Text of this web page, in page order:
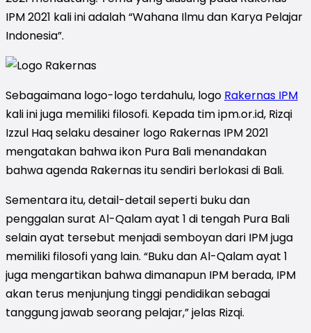
IPM 2021 kali ini adalah “Wahana Ilmu dan Karya Pelajar
Indonesia”.
Sebagaimana logo-logo terdahulu, logo Rakernas IPM
kali ini juga memiliki filosofi. Kepada tim ipm.or.id, Rizqi
Izzul Haq selaku desainer logo Rakernas IPM 2021
mengatakan bahwa ikon Pura Bali menandakan
bahwa agenda Rakernas itu sendiri berlokasi di Bali.
Sementara itu, detail-detail seperti buku dan
penggalan surat Al-Qalam ayat 1 di tengah Pura Bali
selain ayat tersebut menjadi semboyan dari IPM juga
memiliki filosofi yang lain. “Buku dan Al-Qalam ayat 1
juga mengartikan bahwa dimanapun IPM berada, IPM
akan terus menjunjung tinggi pendidikan sebagai
tanggung jawab seorang pelajar,” jelas Rizqi.